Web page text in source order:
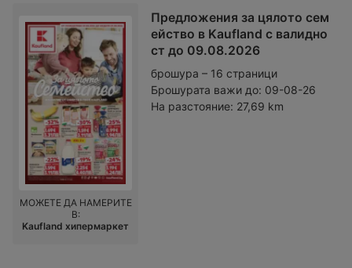
Предложения за цялото сем
ейство в Kaufland с валидно
ст до 09.08.2026
брошура – 16 страници
Брошурата важи до: 09-08-26
На разстояние: 27,69 km
МОЖЕТЕ ДА НАМЕРИТЕ
В:
Kaufland хипермаркет